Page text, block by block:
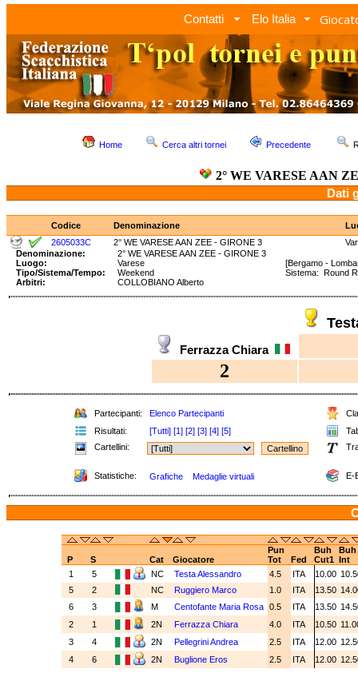
Contatti Elo Italia
Home Cerca altri tornei Precedente
2° WE VARESE AAN
Dati
Codice Denominazione
2605033C
2° WE VARESE AAN ZEE - GIRONE 3
Denominazione:
2° WE VARESE AAN ZEE - GIRONE 3
Luogo:
Varese
[Bergamo -
Tipo/Sistema/Tempo:
Weekend
Sistema: Round
Arbitri:
COLLOBIANO Alberto
Ferrazza Chiara
2
Partecipanti: Elenco Partecipanti
Risultati:
[Tutti] [1] [2] [3] [4] [5]
Cartellini:
Statistiche: Grafiche Medaglie virtuali E-
Pun Buh
Buh
P
S Cat Giocatore Tot Fed Cut1 Int
1
5 NC Testa Alessandro 4.5 ITA 10.00
5
2 NC Ruggiero Marco 1.0 ITA 13.50
6
3 M Centofante Maria Rosa 0.5 ITA 13.50
2
1 2N Ferrazza Chiara 4.0 ITA 10.50
3
4 2N Pellegrini Andrea 2.5 ITA 12.00
4
6 2N Buglione Eros 2.5 ITA 12.00